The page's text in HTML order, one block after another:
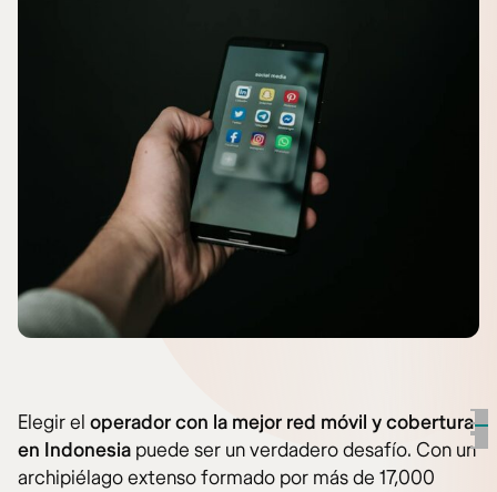
Elegir el operador con la mejor red móvil y cobertura
en Indonesia puede ser un verdadero desafío. Con un
archipiélago extenso formado por más de 17,000